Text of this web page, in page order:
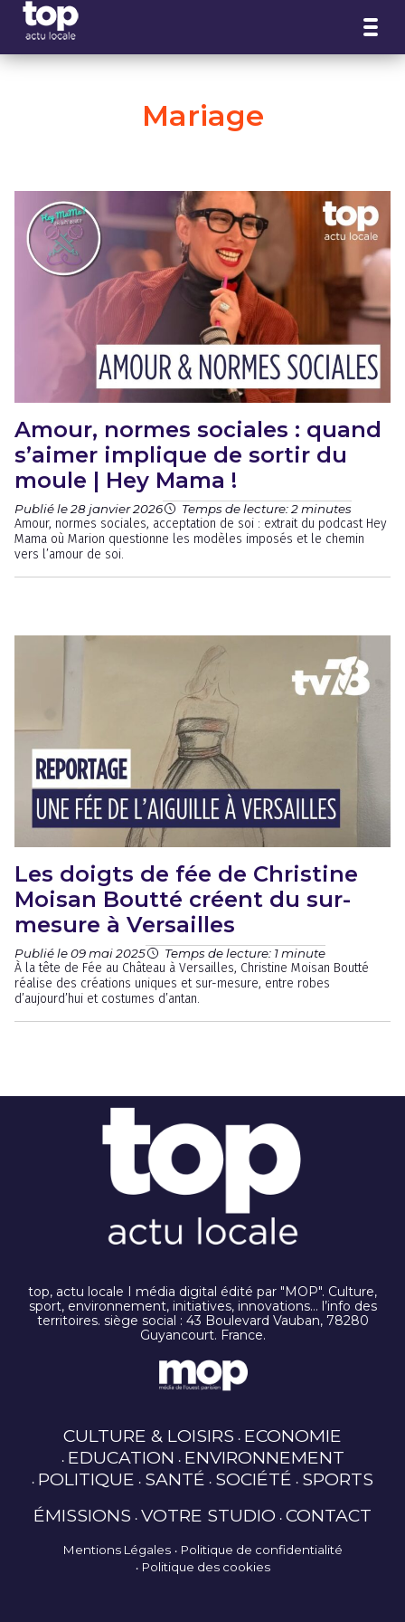
Mariage
Amour, normes sociales : quand
s’aimer implique de sortir du
moule | Hey Mama !
Publié le 28 janvier 2026 Temps de lecture: 2 minutes
Amour, normes sociales, acceptation de soi : extrait du podcast Hey
Mama où Marion questionne les modèles imposés et le chemin
vers l’amour de soi.
Les doigts de fée de Christine
Moisan Boutté créent du sur-
mesure à Versailles
Publié le 09 mai 2025 Temps de lecture: 1 minute
À la tête de Fée au Château à Versailles, Christine Moisan Boutté
réalise des créations uniques et sur-mesure, entre robes
d’aujourd’hui et costumes d’antan.
top, actu locale I média digital édité par "MOP". Culture,
sport, environnement, initiatives, innovations… l’info des
territoires. siège social : 43 Boulevard Vauban, 78280
Guyancourt. France.
CULTURE & LOISIRS ECONOMIE
EDUCATION ENVIRONNEMENT
POLITIQUE SANTÉ SOCIÉTÉ SPORTS
ÉMISSIONS VOTRE STUDIO CONTACT
Mentions Légales
Politique de confidentialité
Politique des cookies
Panneau de gestion des cookies